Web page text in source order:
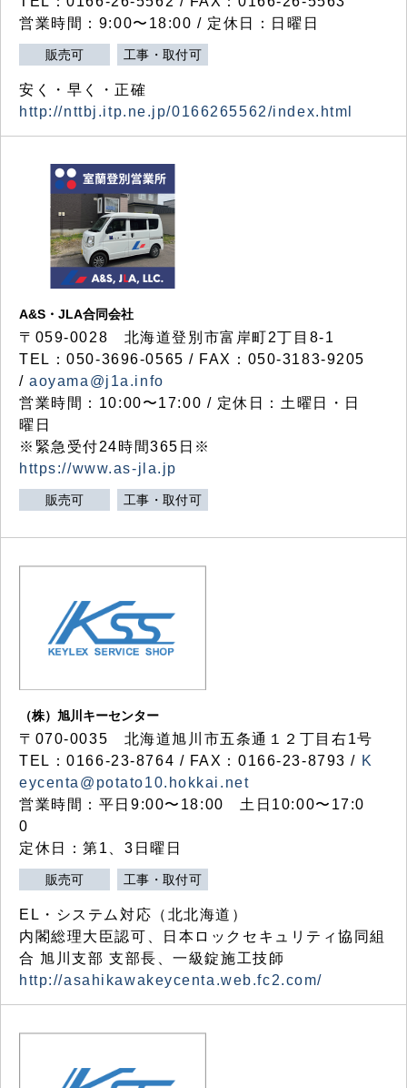
営業時間：9:00〜18:00 / 定休日：日曜日
販売可 工事・取付可
安く・早く・正確
http://nttbj.itp.ne.jp/0166265562/index.html
A&S・JLA合同会社
〒 059-0028 北海道登別市富岸町2丁目 8-1
TEL：050-3696-0565 / FAX：050-3183-9205
/aoyama@j1a.info
営業時間：10:00〜17:00 / 定休日：土曜日・日
曜日
※緊急受付24時間365日※
https://www.as-jla.jp
販売可 工事・取付可
（株）旭川キーセンター
〒070-0035 北海道旭川市五条通１２丁目右1号
TEL：0166-23-8764 / FAX：0166-23-8793 / K
eycenta@potato10.hokkai.net
営業時間：平日9:00〜18:00 土日10:00〜17:0
0
定休日：第1、3日曜日
販売可 工事・取付可
EL・システム対応（北北海道）
内閣総理大臣認可、日本ロックセキュリティ協同組
合 旭川支部 支部長、一級錠施工技師
http://asahikawakeycenta.web.fc2.com/